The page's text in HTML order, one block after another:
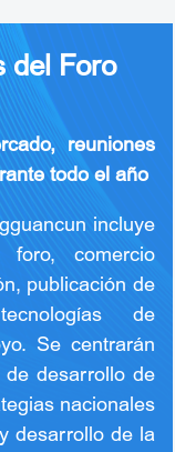
del Foro
reuniones
todo el año
incluye
foro, comercio
publicación de
de
Se centrarán
desarrollo de
nacionales
desarrollo de la